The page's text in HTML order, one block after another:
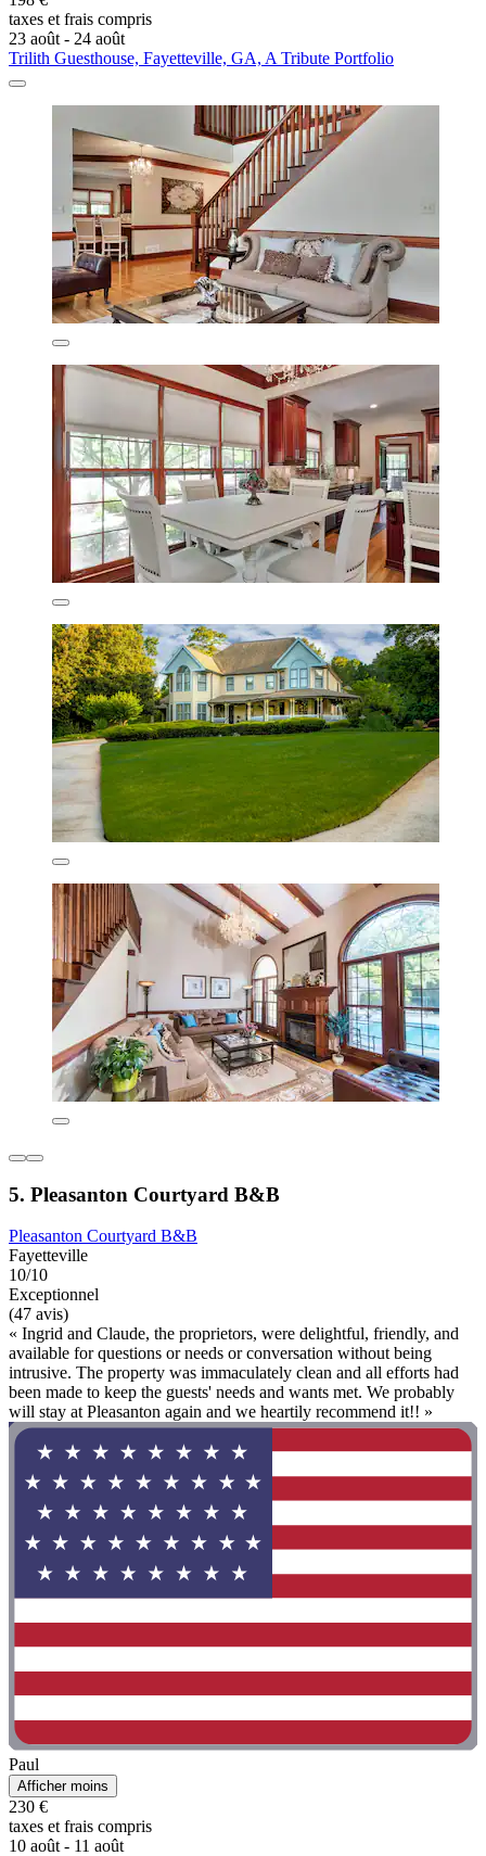
taxes et frais compris
23 août - 24 août
Trilith Guesthouse, Fayetteville, GA, A Tribute Portfolio
5. Pleasanton Courtyard B&B
Pleasanton Courtyard B&B
Fayetteville
10/10
Exceptionnel
(47 avis)
« Ingrid and Claude, the proprietors, were delightful, friendly, and
available for questions or needs or conversation without being
intrusive. The property was immaculately clean and all efforts had
been made to keep the guests' needs and wants met. We probably
will stay at Pleasanton again and we heartily recommend it!! »
Paul
Afficher moins
230 €
taxes et frais compris
10 août - 11 août